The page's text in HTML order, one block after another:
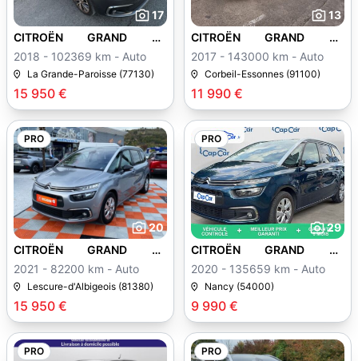
17
15 950 €
CITROËN GRAND C4
SPACETOURER
2018 - 102369 km - Auto
La Grande-Paroisse (77130)
13
11 990 €
CITROËN GRAND C4
SPACETOURER
2017 - 143000 km - Auto
Corbeil-Essonnes (91100)
PRO
20
15 950 €
CITROËN GRAND C4
SPACETOURER
2021 - 82200 km - Auto
Lescure-d'Albigeois (81380)
PRO
29
9 990 €
CITROËN GRAND C4
SPACETOURER
2020 - 135659 km - Auto
Nancy (54000)
PRO PRO